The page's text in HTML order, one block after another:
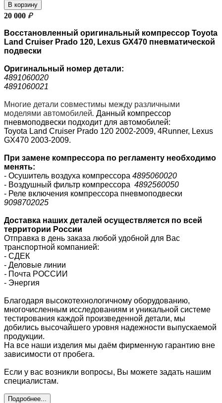
В корзину
20 000 ₽
Восстановленный оригинальный компрессор Toyota
Land Cruiser Prado 120, Lexus GX470 пневматической
подвески
Оригинальный номер детали:
4891060020
4891060021
Многие детали совместимы между различными
моделями автомобилей. Данный компрессор
пневмоподвески подходит для автомобилей:
Toyota Land Cruiser Prado 120 2002-2009, 4Runner, Lexus
GX470 2003-2009.
При замене компрессора по регламенту необходимо
менять:
- Осушитель воздуха компрессора 4895060020
- Воздушный фильтр компрессора 4892560050
- Реле включения компрессора пневмоподвески
9098702025
Доставка наших деталей осуществляется по всей
территории России
Отправка в день заказа любой удобной для Вас
транспортной компанией:
- СДЕК
- Деловые линии
- Почта РОССИИ
- Энергия
Благодаря высокотехнологичному оборудованию,
многочисленным исследованиям и уникальной системе
тестирования каждой произведенной детали, мы
добились высочайшего уровня надежности выпускаемой
продукции.
На все наши изделия мы даём фирменную гарантию вне
зависимости от пробега.
Если у вас возникли вопросы, Вы можете задать нашим
специалистам.
Подробнее...